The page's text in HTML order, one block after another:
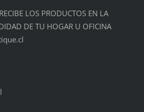
LOS PRODUCTOS EN LA
DE TU HOGAR U OFICINA